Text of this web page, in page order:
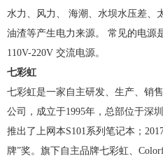
水力、风力、 海潮、水坝水压差、
油渣等产生电力来源。 常见的电源
110V-220V 交流电源。
七彩虹
七彩虹是一家自主研发、生产、销
公司，成立于1995年，总部位于深
推出了上网本S101系列笔记本；
牌”奖。旗下自主品牌七彩虹、